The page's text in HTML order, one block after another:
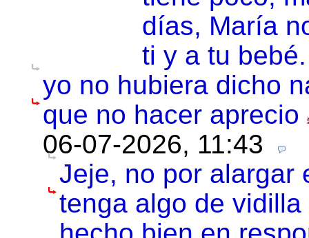
días, María
ti y a tu bebé.
yo no hubiera dicho
que no hacer aprecio
06-07-2026, 11:43
Jeje, no por alargar
tenga algo de